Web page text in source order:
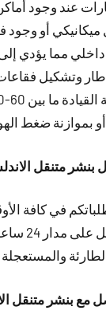
عند وجود
أو وجود
مما يؤدي
وتشكيل
أو بموازنة ضغط
بنشر متنقل
في كافة
وجود
والمستعجلة
مع بنشر متنقل